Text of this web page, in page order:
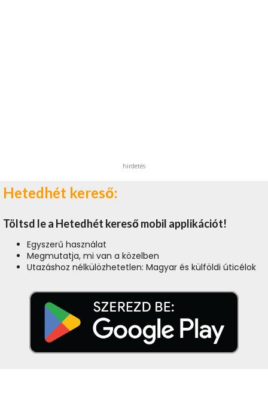
hirdetés
Hetedhét kereső:
Töltsd le a Hetedhét kereső mobil applikációt!
Egyszerű használat
Megmutatja, mi van a közelben
Utazáshoz nélkülözhetetlen: Magyar és külföldi úticélok